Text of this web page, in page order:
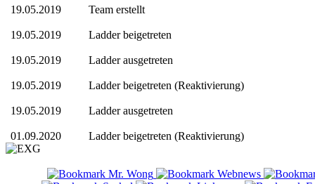
19.05.2019 Team erstellt
19.05.2019 Ladder beigetreten
19.05.2019 Ladder ausgetreten
19.05.2019 Ladder beigetreten (Reaktivierung)
19.05.2019 Ladder ausgetreten
01.09.2020 Ladder beigetreten (Reaktivierung)